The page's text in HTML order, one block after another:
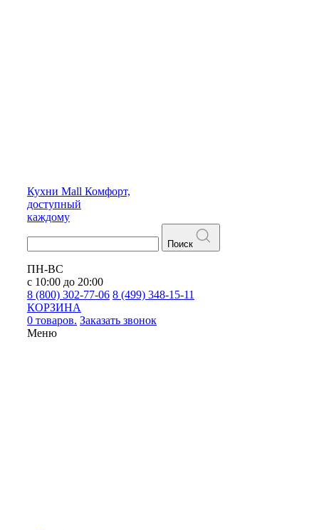
Кухни Mall Комфорт,
доступный
каждому
Поиск
ПН-ВС
с 10:00 до 20:00
8 (800) 302-77-06 8 (499) 348-15-11
КОРЗИНА
0 товаров. Заказать звонок
Меню